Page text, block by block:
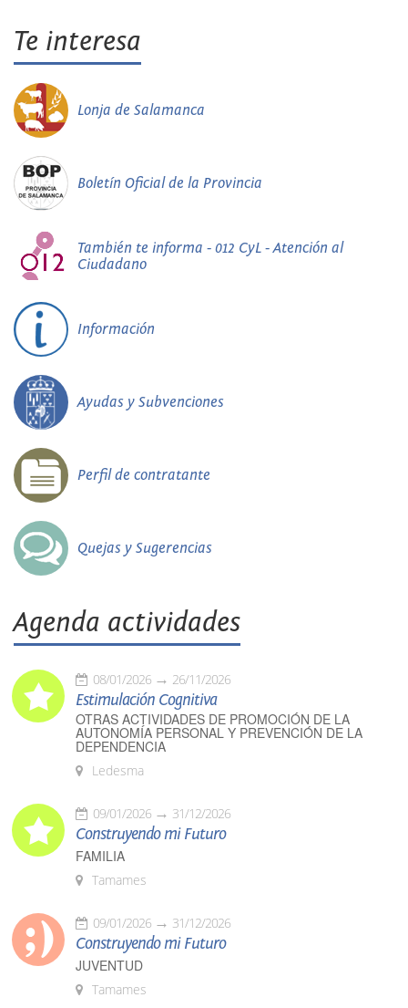
Te interesa
Lonja de Salamanca
Boletín Oficial de la Provincia
También te informa - 012 CyL - Atención al
Ciudadano
Información
Ayudas y Subvenciones
Perfil de contratante
Quejas y Sugerencias
Agenda actividades
08/01/2026 26/11/2026
Estimulación Cognitiva
OTRAS ACTIVIDADES DE PROMOCIÓN DE LA
AUTONOMÍA PERSONAL Y PREVENCIÓN DE LA
DEPENDENCIA
Ledesma
09/01/2026 31/12/2026
Construyendo mi Futuro
FAMILIA
Tamames
09/01/2026 31/12/2026
Construyendo mi Futuro
JUVENTUD
Tamames